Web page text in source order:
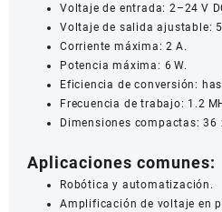
Voltaje de entrada: 2–24 V
Voltaje de salida ajustable:
Corriente máxima: 2 A.
Potencia máxima: 6 W.
Eficiencia de conversión:
Frecuencia de trabajo: 1.2
Dimensiones compactas: 36
Aplicaciones comunes:
Robótica y automatización.
Amplificación de voltaje en